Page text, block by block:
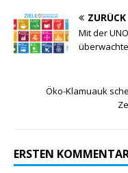
ZURÜCK
Mit der
Öko-Klamuauk
ERSTEN